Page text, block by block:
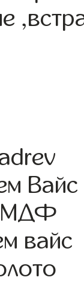
Вайс
МДФ
вайс